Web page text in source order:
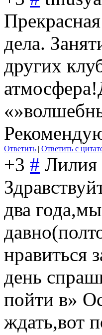
дела.
других
Ответить | Ответить с
+3 # Лилия
два
нравиться
день
пойти в»
ждать,вот